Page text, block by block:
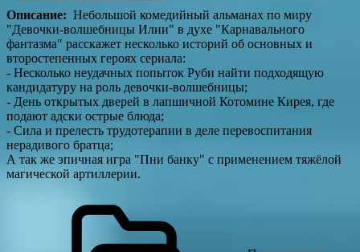
Описание: Небольшой комедийный альманах по миру
"Девочки-волшебницы Илии" в духе "Карнавального
фантазма" расскажет несколько историй об основных и
второстепенных героях сериала:
- Несколько неудачных попыток Руби найти подходящую
кандидатуру на роль девочки-волшебницы;
- День открытых дверей в лапшичной Котомине Кирея, где
подают адски острые блюда;
- Сила и прелесть трудотерапии в деле перевоспитания
нерадивого братца;
А так же эпичная игра "Пни банку" с применением тяжёлой
магической артиллерии.